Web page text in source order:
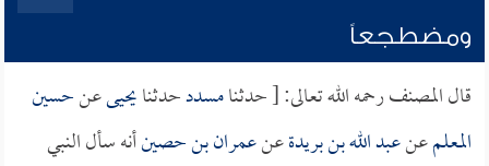
ومضطجعاً
قال المصنف رحمه الله تعالى: [ حدثنامسددحدثنايحيىعنحسين
المعلمعنعبد الله بن بريدةعنعمران بن حصينأنه سأل النبي